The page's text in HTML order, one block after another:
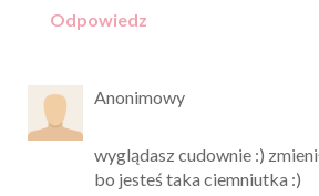
Odpowiedz
Anonimowy
wyglądasz cudownie :)
bo jesteś taka ciemniutka :)